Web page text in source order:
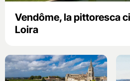
Vendôme, la pittoresca
Loira